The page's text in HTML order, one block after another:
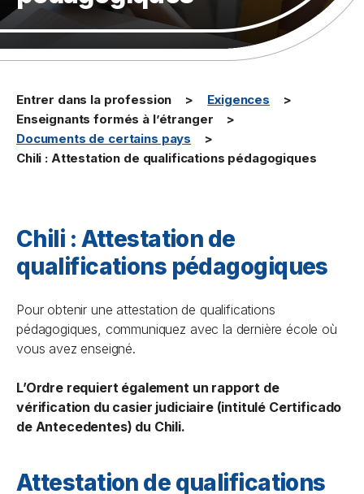
Entrer dans la profession
Exigences
Enseignants formés à l’étranger
Documents de certains pays
Chili : Attestation de qualifications pédagogiques
Chili : Attestation de
qualifications pédagogiques
Pour obtenir une attestation de qualifications
pédagogiques, communiquez avec la dernière école où
vous avez enseigné.
L’Ordre requiert également un rapport de
vérification du casier judiciaire (intitulé Certificado
de Antecedentes) du Chili.
Attestation de qualifications